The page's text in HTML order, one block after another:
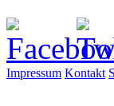
Impressum Kontakt